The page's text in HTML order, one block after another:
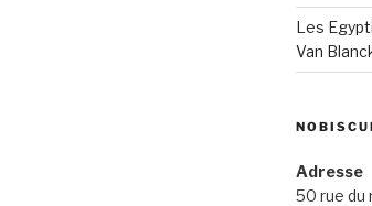
Les
Van
Adresse
50 rue du